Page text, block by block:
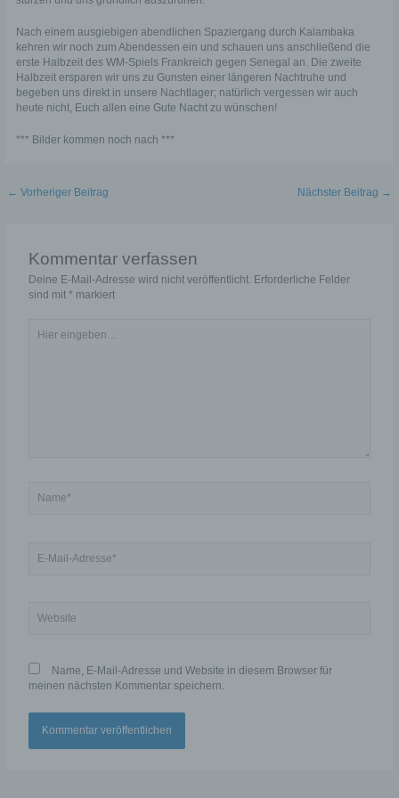
Nach einem ausgiebigen abendlichen Spaziergang durch Kalambaka
kehren wir noch zum Abendessen ein und schauen uns anschließend die
erste Halbzeit des WM-Spiels Frankreich gegen Senegal an. Die zweite
Halbzeit ersparen wir uns zu Gunsten einer längeren Nachtruhe und
begeben uns direkt in unsere Nachtlager; natürlich vergessen wir auch
heute nicht, Euch allen eine Gute Nacht zu wünschen!
*** Bilder kommen noch nach ***
Beitragsnavigation
← Vorheriger Beitrag Nächster Beitrag →
Kommentar verfassen
Deine E-Mail-Adresse wird nicht veröffentlicht. Erforderliche Felder
sind mit * markiert
eingeben…
Mail-
Name, E-Mail-Adresse und Website in diesem Browser für
meinen nächsten Kommentar speichern.
werden.
c) Verarbeitung
Verarbeitung ist jeder mit oder ohne Hilfe automatisierter
Daten wie das Erheben, das Erfassen, die Organisation,
Verbreitung oder eine andere Form der Bereitstellung, den
d) Einschränkung der Verarbeitung
Einschränkung der Verarbeitung ist die Markierung
f) Pseudonymisierung
personenbezogenen Daten ohne Hinzuziehung
werden und technischen und organisatorischen
Maßnahmen unterliegen, die gewährleisten, dass die